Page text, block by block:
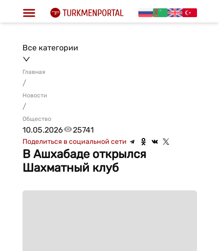
Все категории
Главная
/
Новости
/
Общество
10.05.2026 25741
Поделиться в социальной сети
В Ашхабаде открылся
Шахматный клуб